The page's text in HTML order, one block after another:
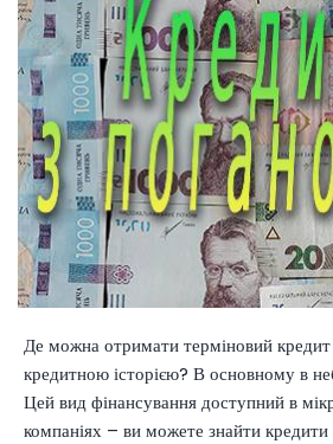
Де можна отримати терміновий
кредитною історією? В основному в
Цей вид фінансування доступний в
компаніях – ви можете знайти